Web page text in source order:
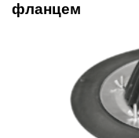
фланцем